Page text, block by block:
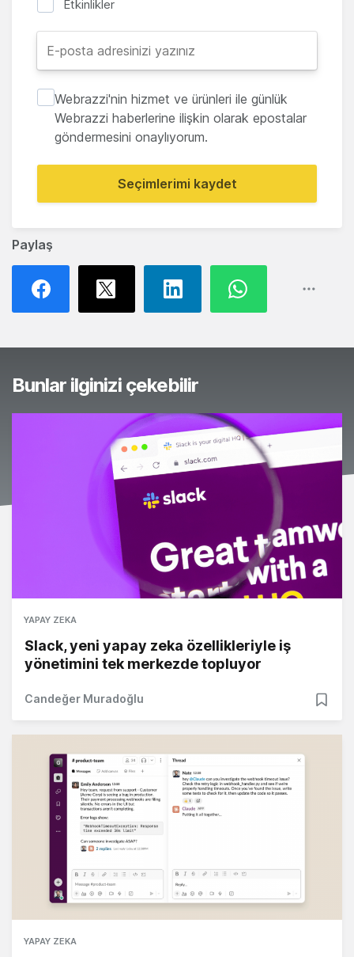
Paylaş
Etkinlikler
Webrazzi'nin hizmet ve ürünleri ile günlük
Webrazzi haberlerine ilişkin olarak epostalar
göndermesini onaylıyorum.
Seçimlerimi kaydet
Bunlar ilginizi çekebilir
YAPAY ZEKA
Slack, yeni yapay zeka özellikleriyle iş
yönetimini tek merkezde topluyor
Candeğer Muradoğlu
YAPAY ZEKA